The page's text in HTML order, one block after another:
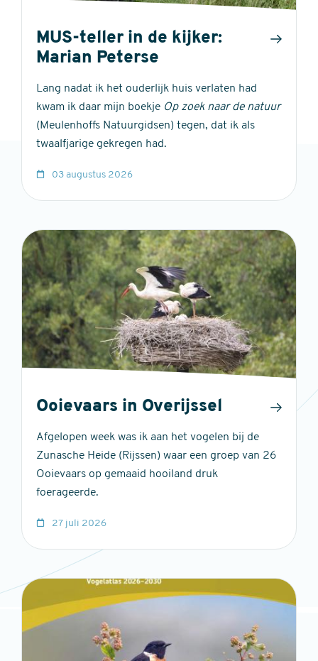
MUS-teller in de kijker:
Marian Peterse
Lang nadat ik het ouderlijk huis verlaten had
kwam ik daar mijn boekje Op zoek naar de natuur
(Meulenhoffs Natuurgidsen) tegen, dat ik als
twaalfjarige gekregen had.
03 augustus 2026
Ooievaars in Overijssel
Afgelopen week was ik aan het vogelen bij de
Zunasche Heide (Rijssen) waar een groep van 26
Ooievaars op gemaaid hooiland druk
foerageerde.
27 juli 2026